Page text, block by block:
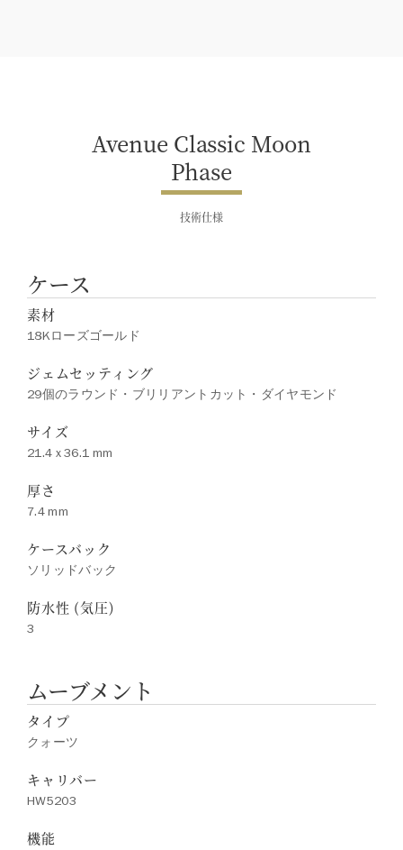
Avenue Classic Moon
Phase
技術仕様
ケース
素材
18Kローズゴールド
ジェムセッティング
29個のラウンド・ブリリアントカット・ダイヤモンド
サイズ
21.4 x 36.1 mm
厚さ
7.4 mm
ケースバック
ソリッドバック
防水性 (気圧)
3
ムーブメント
タイプ
クォーツ
キャリバー
HW5203
機能